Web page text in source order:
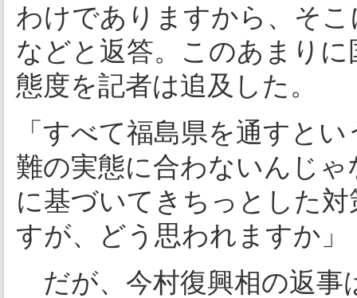
わけでありますから、そ
などと返答。このあまり
態度を記者は追及した。
「すべて福島県を通すと
難の実態に合わないんじ
に基づいてきちっとした
すが、どう思われますか」
だが、今村復興相の返事